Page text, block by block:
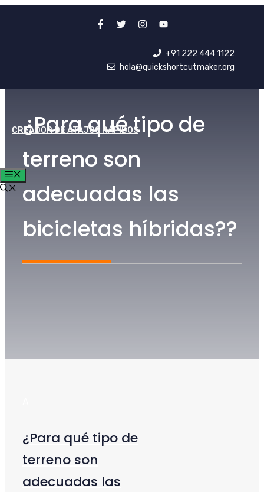
+91 222 444 1122
hola@quickshortcutmaker.org
CREADOR DE ATAJOS RÁPIDOS
¿Para qué tipo de
terreno son
adecuadas las
bicicletas híbridas??
¿Para qué tipo de
terreno son
adecuadas las